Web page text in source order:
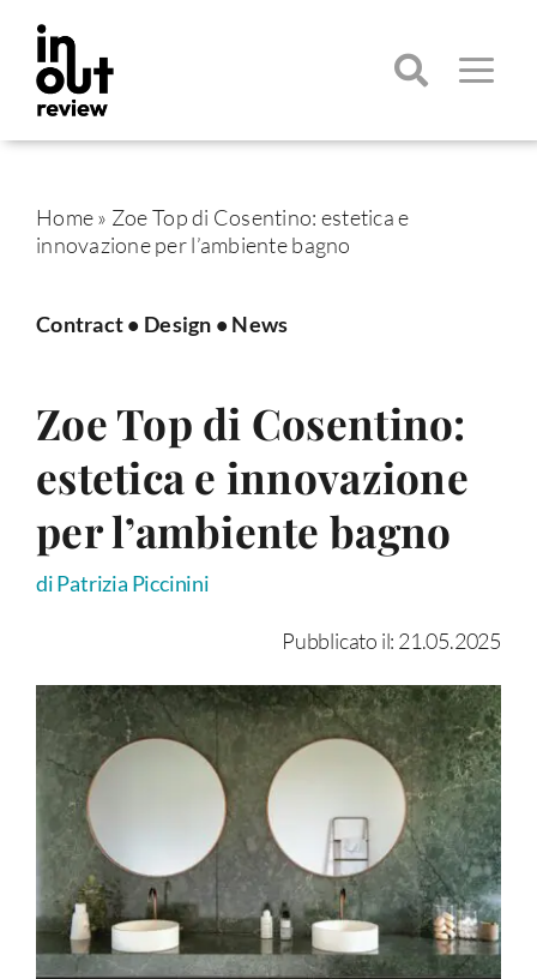
contenuto
Toggle
per:
Home» Zoe Top di Cosentino: estetica e
innovazione per l’ambiente bagno
Contract• Design • News
Zoe Top di Cosentino:
estetica e innovazione
per l’ambiente bagno
di Patrizia Piccinini
Pubblicato il: 21.05.2025